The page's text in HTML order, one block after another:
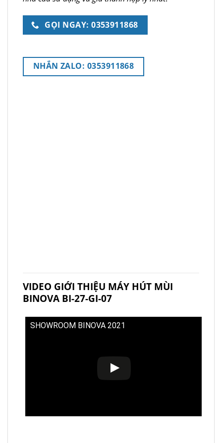
GỌI NGAY: 0353911868
NHẮN ZALO: 0353911868
VIDEO GIỚI THIỆU MÁY HÚT MÙI
BINOVA BI-27-GI-07
SHOWROOM BINOVA 2021